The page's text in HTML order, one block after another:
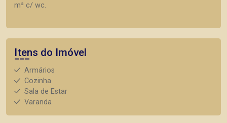
m² c/ wc.
Itens do Imóvel
Armários
Cozinha
Sala de Estar
Varanda